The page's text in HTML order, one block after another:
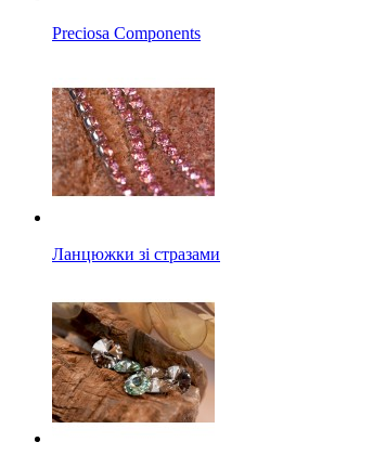
Preciosa Components
Ланцюжки зі стразами